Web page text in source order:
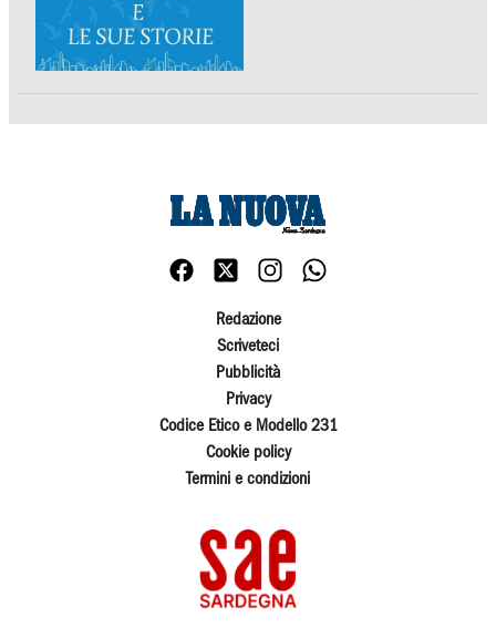
Redazione
Scriveteci
Pubblicità
Privacy
Codice Etico e Modello 231
Cookie policy
Termini e condizioni